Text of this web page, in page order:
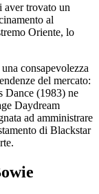
aver trovato un
al
Oriente, lo
consapevolezza
del mercato:
Dance (1983) ne
Daydream
ad amministrare
di Blackstar